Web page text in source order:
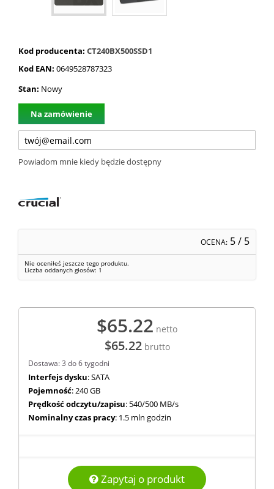
Kod producenta: CT240BX500SSD1
Kod EAN: 0649528787323
Stan: Nowy
Na zamówienie
Powiadom mnie kiedy będzie dostępny
OCENA: 5/ 5
Nie oceniłeś jeszcze tego produktu.
Liczba oddanych głosów: 1
$65.22 netto
$65.22brutto
Dostawa: 3 do 6 tygodni
Interfejs dysku: SATA
Pojemność: 240 GB
Prędkość odczytu/zapisu: 540/500 MB/s
Nominalny czas pracy: 1.5 mln godzin
Zapytaj o produkt